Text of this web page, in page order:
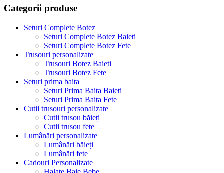
Categorii produse
Seturi Complete Botez
Seturi Complete Botez Baieti
Seturi Complete Botez Fete
Trusouri personalizate
Trusouri Botez Baieti
Trusouri Botez Fete
Seturi prima baita
Seturi Prima Baita Baieti
Seturi Prima Baita Fete
Cutii trusouri personalizate
Cutii trusou băieți
Cutii trusou fete
Lumânări personalizate
Lumânări băieți
Lumânări fete
Cadouri Personalizate